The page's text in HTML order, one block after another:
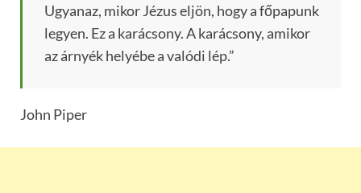
Ugyanaz, mikor Jézus eljön, hogy a főpapunk
legyen. Ez a karácsony. A karácsony, amikor
az árnyék helyébe a valódi lép.”
John Piper